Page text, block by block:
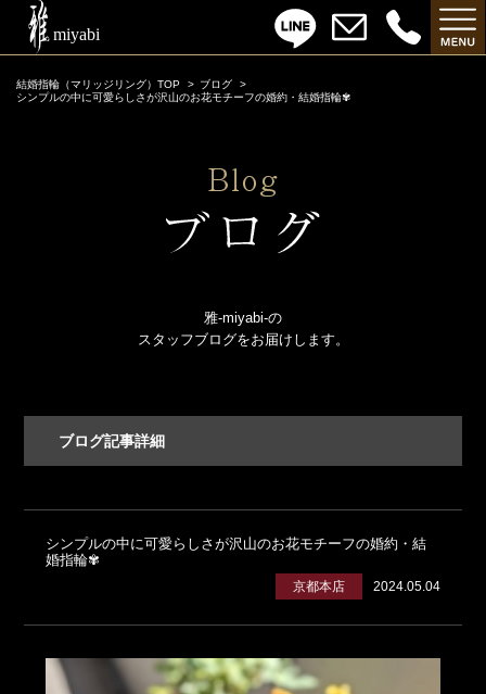
結婚指輪（マリッジリング）TOP
ブログ
シンプルの中に可愛らしさが沢山のお花モチーフの婚約・結婚指輪✾
雅-miyabi-の
スタッフブログをお届けします。
ブログ記事詳細
シンプルの中に可愛らしさが沢山のお花モチーフの婚約・結
婚指輪✾
2024.05.04
京都本店